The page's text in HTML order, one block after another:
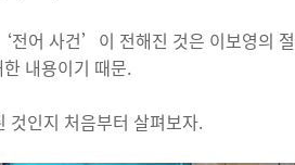
어 사건’이 전해진 것은 이보영의
내용이기 때문.
것인지 처음부터 살펴보자.